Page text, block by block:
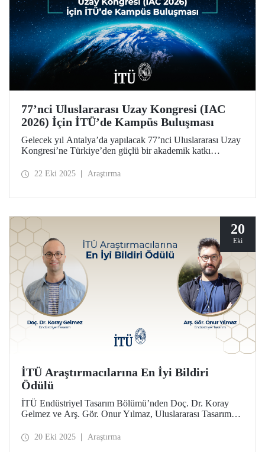
77’nci Uluslararası Uzay Kongresi (IAC
2026) İçin İTÜ’de Kampüs Buluşması
Gelecek yıl Antalya’da yapılacak 77’nci Uluslararası Uzay
Kongresi’ne Türkiye’den güçlü bir akademik katkı
Buluşmaları”nın yeni adresi İTÜ oldu.
22 Eki 2025 Araştırma
20
Eki
İTÜ Araştırmacılarına En İyi Bildiri
Ödülü
İTÜ Endüstriyel Tasarım Bölümü’nden Doç. Dr. Koray
Gelmez ve Arş. Gör. Onur Yılmaz, Uluslararası Tasarım
İyi Bildiri Ödülü'ne layık görüldü.
20 Eki 2025 Araştırma